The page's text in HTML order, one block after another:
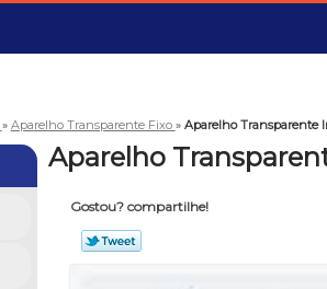
» Aparelho Transparente Fixo » Aparelho Transparente
Aparelho
Gostou? compartilhe!